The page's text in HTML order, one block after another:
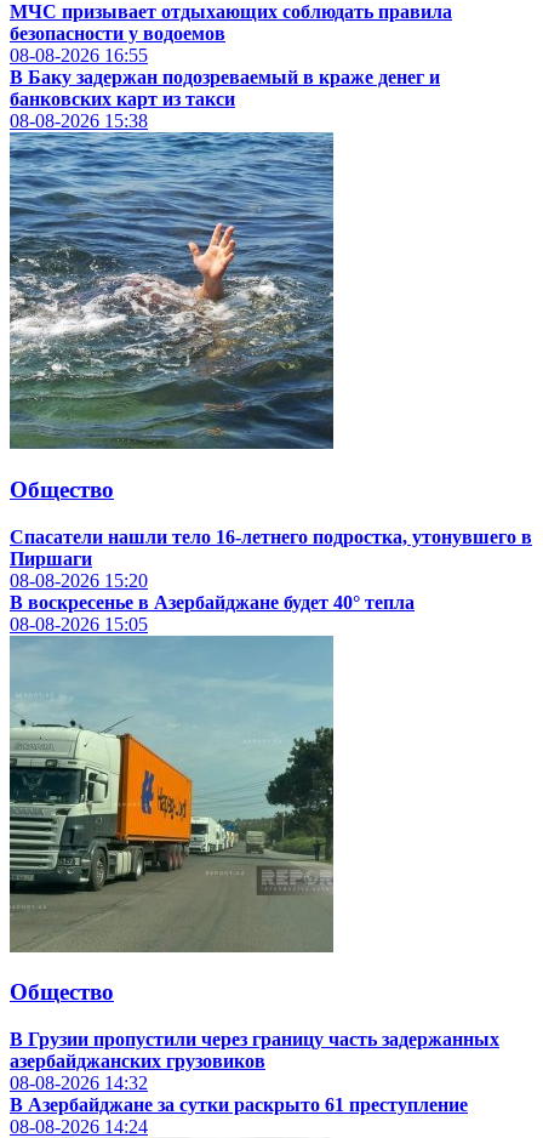
МЧС призывает отдыхающих соблюдать правила
безопасности у водоемов
08-08-2026 16:55
В Баку задержан подозреваемый в краже денег и
банковских карт из такси
08-08-2026 15:38
Общество
Спасатели нашли тело 16-летнего подростка, утонувшего в
Пиршаги
08-08-2026 15:20
В воскресенье в Азербайджане будет 40° тепла
08-08-2026 15:05
Общество
В Грузии пропустили через границу часть задержанных
азербайджанских грузовиков
08-08-2026 14:32
В Азербайджане за сутки раскрыто 61 преступление
08-08-2026 14:24